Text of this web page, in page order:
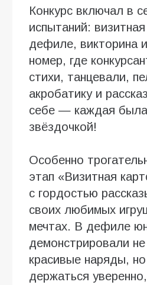
Конкурс включал в
испытаний:
дефиле, викторина
номер, где
стихи, танцевали,
акробатику и
себе — каждая
звёздочкой!
Особенно
этап «Визитная
с гордостью
своих любимых
мечтах. В дефиле
демонстрировали
красивые наряды,
держаться